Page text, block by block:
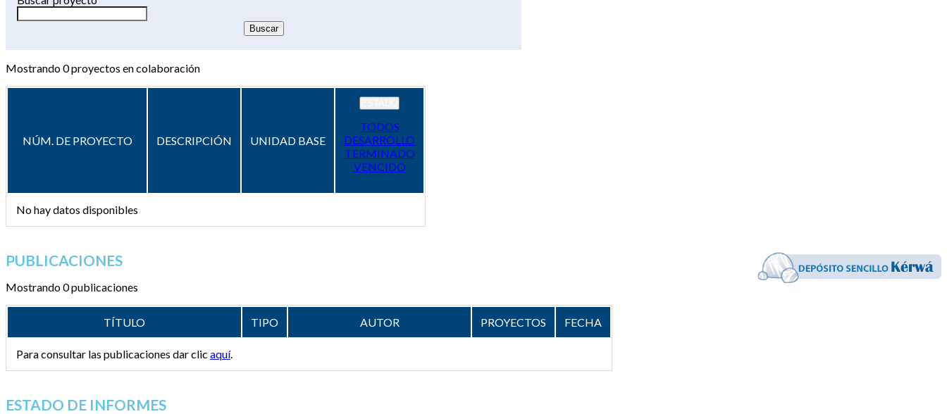
Mostrando0proyectos en colaboración
NÚM. DE PROYECTO DESCRIPCIÓN UNIDAD BASE
TODOS
DESARROLLO
TERMINADO
VENCIDO
No hay datos disponibles
PUBLICACIONES
Mostrando 0 publicaciones
TÍTULO TIPO AUTOR PROYECTOS FECHA
Para consultar las publicaciones dar clic aquí.
ESTADO DE INFORMES